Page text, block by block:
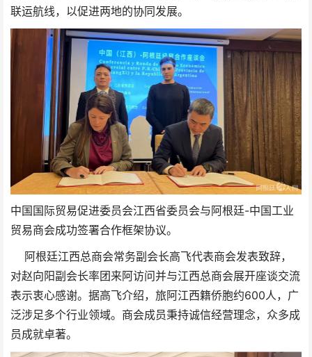
联运航线，以促进两地的协同发展。
中国国际贸易促进委员会江西省委员会与阿根廷-中国工业
贸易商会成功签署合作框架协议。
阿根廷江西总商会常务副会长高飞代表商会发表致辞，
对赵向阳副会长率团来阿访问并与江西总商会展开座谈交流
表示衷心感谢。据高飞介绍，旅阿江西籍侨胞约600人，广
泛涉足多个行业领域。商会成员秉持诚信经营理念，众多成
员成就卓著。